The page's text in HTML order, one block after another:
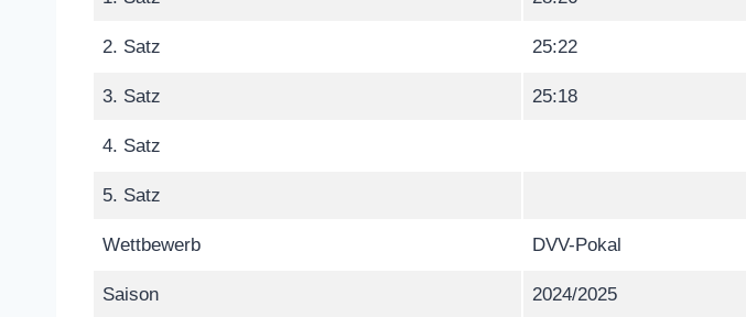
2. Satz 25:22
3. Satz 25:18
4. Satz
5. Satz
Wettbewerb DVV-Pokal
Saison 2024/2025